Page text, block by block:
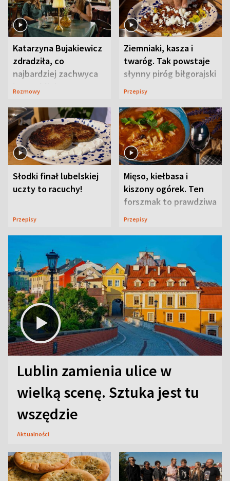
Katarzyna Bujakiewicz
zdradziła, co
najbardziej zachwyca
ją w Lublinie
Rozmowy
Ziemniaki, kasza i
twaróg. Tak powstaje
słynny piróg biłgorajski
Przepisy
Słodki finał lubelskiej
uczty to racuchy!
Przepisy
Mięso, kiełbasa i
kiszony ogórek. Ten
forszmak to prawdziwa
uczta
Przepisy
Lublin zamienia ulice w
wielką scenę. Sztuka jest tu
wszędzie
Aktualności